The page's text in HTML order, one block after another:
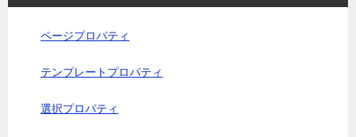
ページプロパティ
テンプレートプロパティ
選択プロパティ